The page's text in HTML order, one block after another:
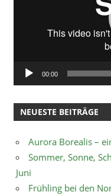
00:00
NEUESTE BEITRÄGE
Aurora Borealis –
Sommer, Sonne,
Juni
Frühling bei den